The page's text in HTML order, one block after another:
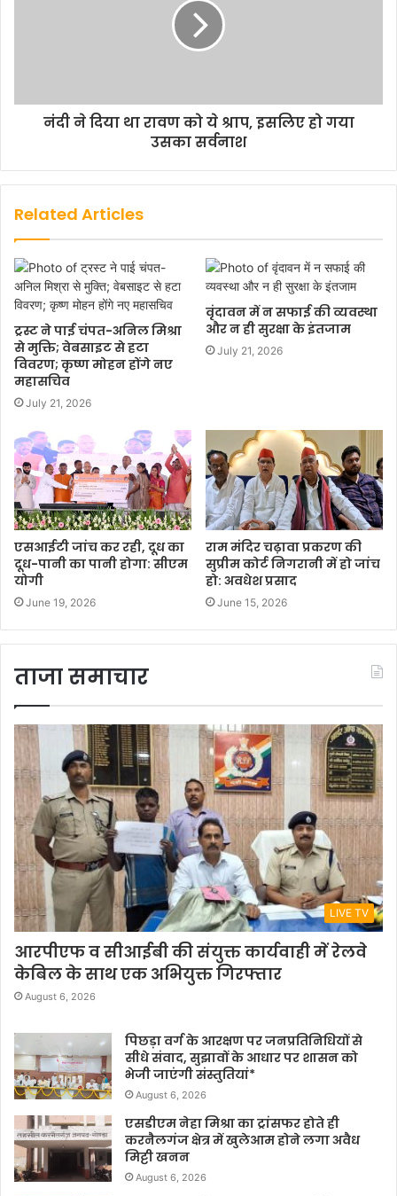
नंदी ने दिया था रावण को ये श्राप, इसलिए हो गया
उसका सर्वनाश
Related Articles
ट्रस्ट ने पाई चंपत-अनिल मिश्रा
से मुक्ति; वेबसाइट से हटा
विवरण; कृष्ण मोहन होंगे नए
महासचिव
July 21, 2026
वृंदावन में न सफाई की व्यवस्था
और न ही सुरक्षा के इंतजाम
July 21, 2026
एसआईटी जांच कर रही, दूध का
दूध-पानी का पानी होगा: सीएम
योगी
June 19, 2026
राम मंदिर चढ़ावा प्रकरण की
सुप्रीम कोर्ट निगरानी में हो जांच
हो: अवधेश प्रसाद
June 15, 2026
ताजा समाचार
LIVE TV
आरपीएफ व सीआईबी की संयुक्त कार्यवाही में रेलवे
केबिल के साथ एक अभियुक्त गिरफ्तार
August 6, 2026
पिछड़ा वर्ग के आरक्षण पर जनप्रतिनिधियों से
सीधे संवाद, सुझावों के आधार पर शासन को
भेजी जाएंगी संस्तुतियां*
August 6, 2026
एसडीएम नेहा मिश्रा का ट्रांसफर होते ही
करनैलगंज क्षेत्र में खुलेआम होने लगा अवैध
मिट्टी खनन
August 6, 2026